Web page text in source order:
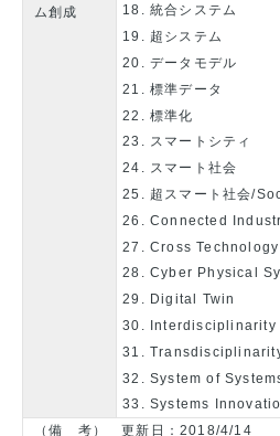
ム創成
統合システム
超システム
データモデル
標準データ
標準化
スマートシティ
スマート社会
超スマート社会/
Connected
Cross Technology
Cyber Physical
Digital Twin
Interdisciplinarity
System of
Systems
（備 考） 更新日：2018/4/14